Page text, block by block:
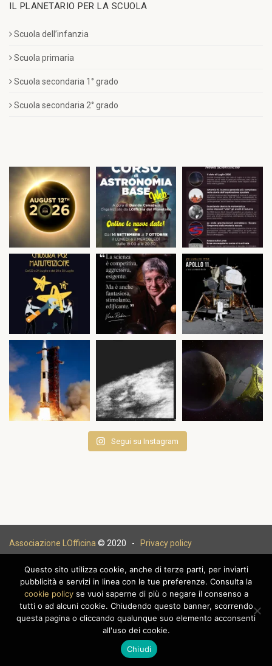
IL PLANETARIO PER LA SCUOLA
Scuola dell’infanzia
Scuola primaria
Scuola secondaria 1° grado
Scuola secondaria 2° grado
Segui su Instagram
Associazione LOfficina © 2020 - Privacy policy
Questo sito utilizza cookie, anche di terze parti, per inviarti
pubblicità e servizi in linea con le tue preferenze. Consulta la
cookie policyse vuoi saperne di più o negare il consenso a
tutti o ad alcuni cookie. Chiudendo questo banner, scorrendo
questa pagina o cliccando qualunque suo elemento acconsenti
all'uso dei cookie.
Chiudi